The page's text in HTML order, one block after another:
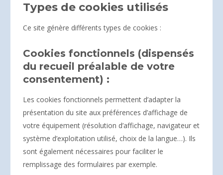
Types de cookies utilisés
Ce site génère différents types de cookies :
Cookies fonctionnels (dispensés
du recueil préalable de votre
consentement) :
Les cookies fonctionnels permettent d’adapter la
présentation du site aux préférences d’affichage de
votre équipement (résolution d’affichage, navigateur et
système d’exploitation utilisé, choix de la langue…). Ils
sont également nécessaires pour faciliter le
remplissage des formulaires par exemple.